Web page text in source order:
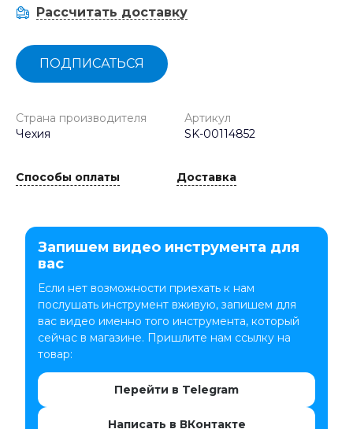
Рассчитать доставку
ПОДПИСАТЬСЯ
Страна производителя
Чехия
Артикул
SK-00114852
Способы оплаты Доставка
Запишем видео инструмента для
вас
Если нет возможности приехать к нам
послушать инструмент вживую, запишем для
вас видео именно того инструмента, который
сейчас в магазине. Пришлите нам ссылку на
товар:
Перейти в Telegram
Написать в ВКонтакте